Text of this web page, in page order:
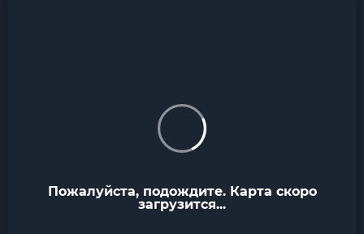
Пожалуйста, подождите. Карта скоро
загрузится...